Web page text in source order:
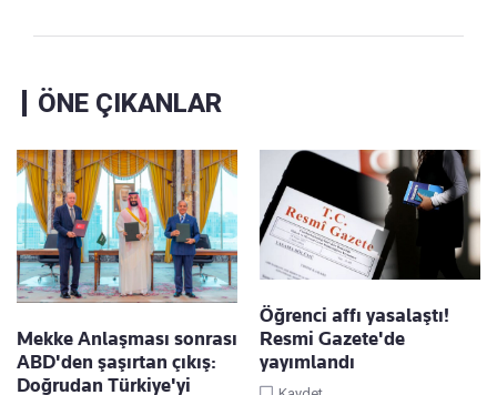
ÖNE ÇIKANLAR
Mekke Anlaşması sonrası
ABD'den şaşırtan çıkış:
Doğrudan Türkiye'yi
Öğrenci affı yasalaştı!
Resmi Gazete'de
yayımlandı